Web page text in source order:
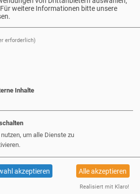
Lille 2023 aus den
eines Neulings
als neuer erdfisch.
Für weitere Informationen bitte unsere
erforderlich)
Inhalte
um alle Dienste zu
akzeptieren Alle akzeptieren
Realisiert mit Klaro!